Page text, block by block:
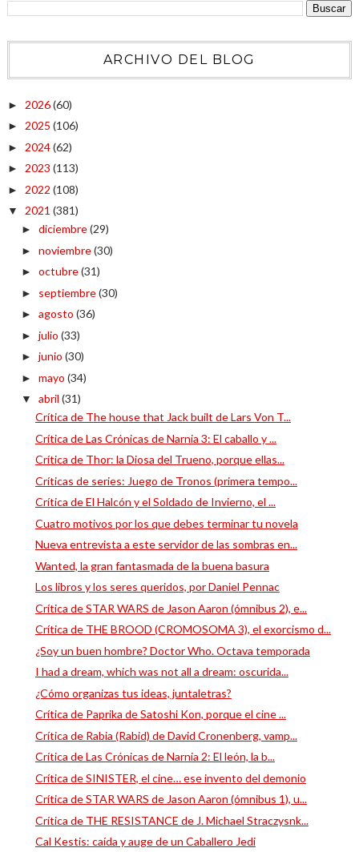
ARCHIVO DEL BLOG
► 2026(60)
► 2025 (106)
► 2024(62)
► 2023 (113)
► 2022 (108)
▼ 2021 (381)
► diciembre(29)
► noviembre(30)
► octubre(31)
► septiembre(30)
► agosto (36)
► julio (33)
► junio (30)
► mayo (34)
▼ abril (31)
Crítica de The house that Jack built de Lars Von T...
Crítica de Las Crónicas de Narnia 3: El caballo y ...
Crítica de Thor: la Diosa del Trueno, porque ellas...
Críticas de series: Juego de Tronos (primera tempo...
Crítica de El Halcón y el Soldado de Invierno, el ...
Cuatro motivos por los que debes terminar tu novela
Nueva entrevista a este servidor de las sombras en...
Wanted, la gran fantasmada de la buena basura
Los libros y los seres queridos, por Daniel Pennac
Crítica de STAR WARS de Jason Aaron (ómnibus 2), e...
Crítica de THE BROOD (CROMOSOMA 3), el exorcismo d...
¿Soy un buen hombre? Doctor Who. Octava temporada
I had a dream, which was not all a dream: oscurida...
¿Cómo organizas tus ideas, juntaletras?
Crítica de Paprika de Satoshi Kon, porque el cine ...
Crítica de Rabia (Rabid) de David Cronenberg, vamp...
Crítica de Las Crónicas de Narnia 2: El león, la b...
Crítica de SINISTER, el cine… ese invento del demonio
Crítica de STAR WARS de Jason Aaron (ómnibus 1), u...
Crítica de THE RESISTANCE de J. Michael Straczysnk...
Cal Kestis: caída y auge de un Caballero Jedi